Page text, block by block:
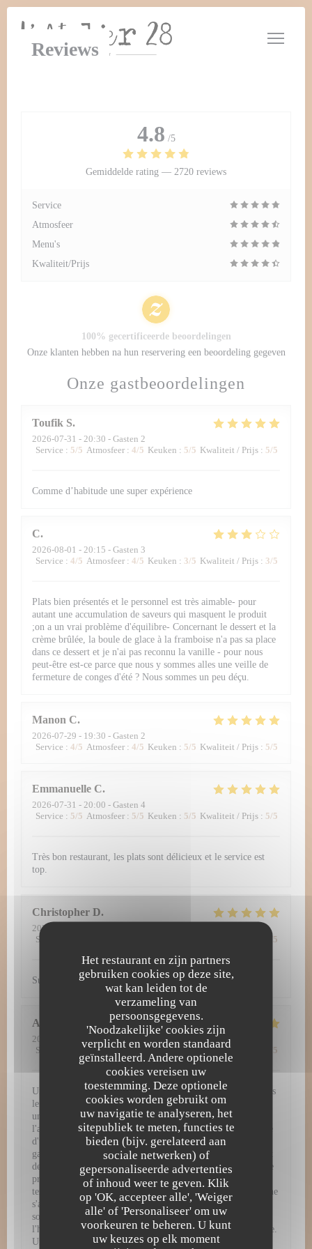
Cookies beheer paneel
Het restaurant en zijn partners
gebruiken cookies op deze site,
wat kan leiden tot de
verzameling van
persoonsgegevens.
'Noodzakelijke' cookies zijn
verplicht en worden standaard
geïnstalleerd. Andere optionele
cookies vereisen uw
toestemming. Deze optionele
cookies worden gebruikt om
uw navigatie te analyseren, het
sitepubliek te meten, functies te
bieden (bijv. gerelateerd aan
sociale netwerken) of
gepersonaliseerde advertenties
of inhoud weer te geven. Klik
op 'OK, accepteer alle', 'Weiger
alle' of 'Personaliseer' om uw
voorkeuren te beheren. U kunt
uw keuzes op elk moment
Reviews
Onze gastbeoordelingen
Toufik S
2026-07-31 - 20:30 - Gasten 2
Service : 5/5 Atmosfeer : 4/5 Keuken : 5/5 Kwaliteit / Prijs : 5/5
Comme d’habitude une super expérience
C
2026-08-01 - 20:15 - Gasten 3
Service : 4/5 Atmosfeer : 4/5 Keuken : 3/5 Kwaliteit / Prijs : 3/5
Plats bien présentés et le personnel est très aimable- pour
autant une accumulation de saveurs qui masquent le produit
;on a un vrai problème d'équilibre- Concernant le dessert et la
crème brûlée, la boule de glace à la framboise n'a pas sa place
dans ce dessert et je n'ai pas reconnu la vanille - pour nous
peut-être est-ce parce que nous y sommes alles une veille de
fermeture de conges d'été ? Nous sommes un peu déçu.
Manon C
2026-07-29 - 19:30 - Gasten 2
Service : 4/5 Atmosfeer : 4/5 Keuken : 5/5 Kwaliteit / Prijs : 5/5
Emmanuelle C
2026-07-31 - 20:00 - Gasten 4
Service : 5/5 Atmosfeer : 5/5 Keuken : 5/5 Kwaliteit / Prijs : 5/5
Très bon restaurant, les plats sont délicieux et le service est
top.
Christopher D
2026-07-30
Service
/5
Super découverte. Tout simplement excellent !
Amy
2026-07-29
- 12:30 - Gasten 3
Service
Atmosfeer: 5/5 Keuken: 5/5 Kwaliteit / Prijs /5
Une expérience gastronomique d'exception à L'Atelier 28 Dès
le passage de la porte, L'Atelier 28 vous plonge dans un
univers culinaire raffiné et inoubliable. Chaque détail, de
l'ambiance chaleureuse jusqu'à la dernière bouchée, témoigne
d'une passion authentique pour la haute gastronomie. Une
gastronomie remarquable et visuelle Les assiettes servies sont
de véritables œuvres d'art. Chaque plat arrive dressé avec une
précision chirurgicale, mêlant couleurs vibrantes, jeux de
textures et présentations d'une élégance rare. Mais la beauté ne
s'arrête pas au visuel : en bouche, les associations de saveurs
sont parfaitement équilibrées, audacieuses, et mettent à
l'honneur des produits de saison d'une fraîcheur irréprochable.
Un service irréprochable et chaleureux Pour sublimer cette
4.8 /5
Gemiddelde rating — 2720 reviews
Service
Atmosfeer
Menu's
Kwaliteit/Prijs
100% gecertificeerde beoordelingen
Onze klanten hebben na hun reservering een beoordeling gegeven